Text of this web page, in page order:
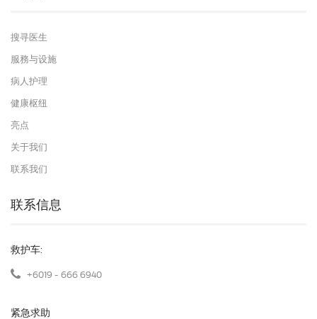
搜寻医生
服務与设施
病人护理
健康枢纽
亮点
关于我们
联系我们
联系信息
救护车:
+6019 - 666 6940
紧急求助